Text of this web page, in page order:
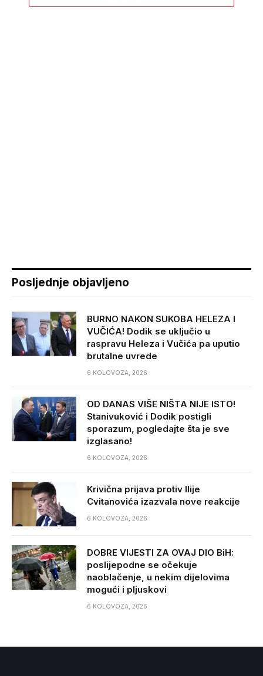
Posljednje objavljeno
BURNO NAKON SUKOBA HELEZA I
VUČIĆA! Dodik se uključio u
raspravu Heleza i Vučića pa uputio
brutalne uvrede
6 KOLOVOZA, 2026
OD DANAS VIŠE NIŠTA NIJE ISTO!
Stanivuković i Dodik postigli
sporazum, pogledajte šta je sve
izglasano!
6 KOLOVOZA, 2026
Krivična prijava protiv Ilije
Cvitanovića izazvala nove reakcije
6 KOLOVOZA, 2026
DOBRE VIJESTI ZA OVAJ DIO BiH:
poslijepodne se očekuje
naoblačenje, u nekim dijelovima
mogući i pljuskovi
6 KOLOVOZA, 2026